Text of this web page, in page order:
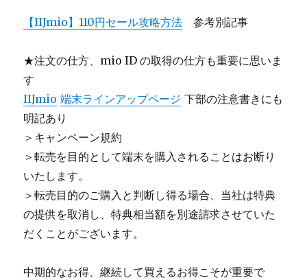
【IIJmio】110円セール攻略方法 参考別記事
★注文の仕方、mio ID の取得の仕方も重要に思いま
す
IIJmio 端末ラインアップページ 下部の注意書きにも
明記あり
＞キャンペーン規約
＞転売を目的として端末を購入されることはお断り
いたします。
＞転売目的のご購入と判断し得る場合、当社は特典
の提供を取消し、特典相当額を別途請求させていた
だくことがございます。
中期的なお得、継続して買えるお得こそが重要で